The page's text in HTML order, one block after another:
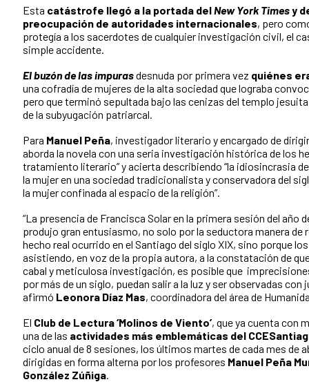
Esta catástrofe llegó a la portada delNew York Timesy
preocupación de autoridades internacionales, pero
protegía a los sacerdotes de cualquier investigación civil, el
simple accidente.
El buzón de las impurasdesnuda por primera vez quiénes
una cofradía de mujeres de la alta sociedad que lograba
pero que terminó sepultada bajo las cenizas del templo
de la subyugación patriarcal.
Para Manuel Peña, investigador literario y encargado de
aborda la novela con una seria investigación histórica de los
tratamiento literario” y acierta describiendo “la idiosincrasia
la mujer en una sociedad tradicionalista y conservadora del
la mujer confinada al espacio de la religión”.
“La presencia de Francisca Solar en la primera sesión del año
produjo gran entusiasmo, no solo por la seductora manera de
hecho real ocurrido en el Santiago del siglo XIX, sino porque
asistiendo, en voz de la propia autora, a la constatación de
cabal y meticulosa investigación, es posible que
por más de un siglo, puedan salir a la luz y ser observadas con
afirmó Leonora Díaz Mas, coordinadora del área de
El Club de Lectura ‘Molinos de Viento’, que ya cuenta con
una de las actividades más emblemáticas del
ciclo anual de 8 sesiones, los últimos martes de cada mes de
dirigidas en forma alterna por los profesores Manuel Peña
González Zúñiga.